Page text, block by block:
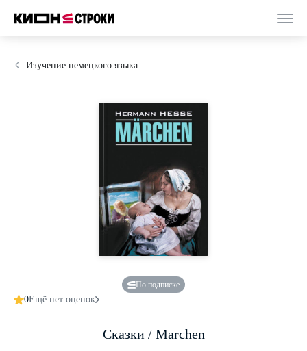
Изучение немецкого языка
По подписке
0Ещё нет оценок
Сказки / Marchen